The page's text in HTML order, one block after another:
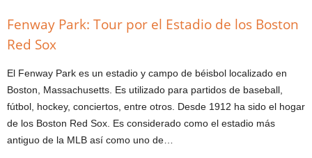
Fenway Park: Tour por el Estadio de los Boston
Red Sox
El Fenway Park es un estadio y campo de béisbol localizado en
Boston, Massachusetts. Es utilizado para partidos de baseball,
fútbol, hockey, conciertos, entre otros. Desde 1912 ha sido el hogar
de los Boston Red Sox. Es considerado como el estadio más
antiguo de la MLB así como uno de…